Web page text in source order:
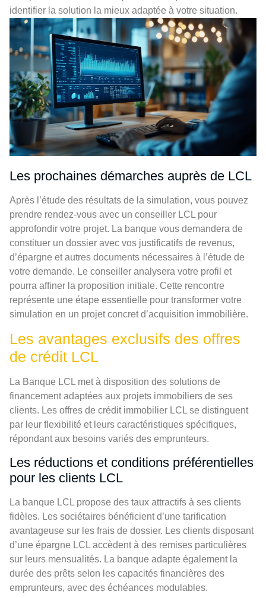
identifier la solution la mieux adaptée à votre situation.
Les prochaines démarches auprès de LCL
Après l’étude des résultats de la simulation, vous pouvez
prendre rendez-vous avec un conseiller LCL pour
approfondir votre projet. La banque vous demandera de
constituer un dossier avec vos justificatifs de revenus,
d’épargne et autres documents nécessaires à l’étude de
votre demande. Le conseiller analysera votre profil et
pourra affiner la proposition initiale. Cette rencontre
représente une étape essentielle pour transformer votre
simulation en un projet concret d’acquisition immobilière.
Les avantages exclusifs des offres
de crédit LCL
La Banque LCL met à disposition des solutions de
financement adaptées aux projets immobiliers de ses
clients. Les offres de crédit immobilier LCL se distinguent
par leur flexibilité et leurs caractéristiques spécifiques,
répondant aux besoins variés des emprunteurs.
Les réductions et conditions préférentielles
pour les clients LCL
La banque LCL propose des taux attractifs à ses clients
fidèles. Les sociétaires bénéficient d’une tarification
avantageuse sur les frais de dossier. Les clients disposant
d’une épargne LCL accèdent à des remises particulières
sur leurs mensualités. La banque adapte également la
durée des prêts selon les capacités financières des
emprunteurs, avec des échéances modulables.